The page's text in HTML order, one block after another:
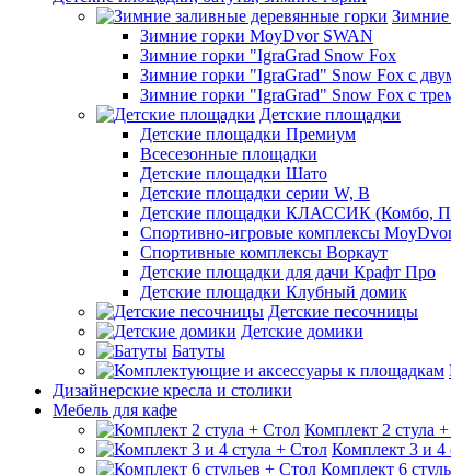
Зимние
Зимние горки MoyDvor SWAN
Зимние горки "IgraGrad Snow Fox
Зимние горки "IgraGrad" Snow Fox с
Зимние горки "IgraGrad" Snow Fox с
Детские площадки
Детские площадки Премиум
Всесезонные площадки
Детские площадки Шато
Детские площадки серии W, В
Детские площадки КЛАССИК (Комбо,
Спортивно-игровые комплексы
Спортивные комплексы Воркаут
Детские площадки для дачи Крафт Про
Детские площадки Клубный домик
Детские песочницы
Детские домики
Батуты
Дизайнерские кресла и столики
Мебель для кафе
Комплект 2 стула
Комплект 3 и 4
Комплект 6